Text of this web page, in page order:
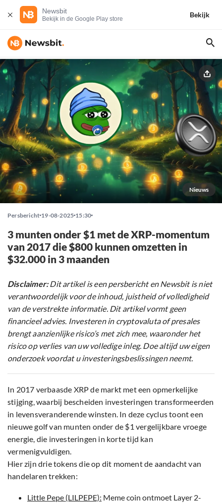
Newsbit
Bekijk in de Google Play store
Bekijk
Nieuws
Persbericht 19-08-2025 15:30
3 munten onder $1 met de XRP-momentum
van 2017 die $800 kunnen omzetten in
$32.000 in 3 maanden
Disclaimer:Dit artikel is een persbericht en Newsbit is niet
verantwoordelijk voor de inhoud, juistheid of volledigheid
van de verstrekte informatie. Dit artikel vormt geen
financieel advies. Investeren in cryptovaluta of presales
brengt aanzienlijke risico’s met zich mee, waaronder het
risico op verlies van uw volledige inleg. Doe altijd uw eigen
onderzoek voordat u investeringsbeslissingen neemt.
In 2017 verbaasde XRP de markt met een opmerkelijke
stijging, waarbij bescheiden investeringen transformeerden
in levensveranderende winsten. In deze cyclus toont een
nieuwe golf van munten onder de $1 vergelijkbare vroege
energie, die investeringen in korte tijd kan
vermenigvuldigen.
Hier zijn drie tokens die op dit moment de aandacht van
handelaren trekken:
Little Pepe (LILPEPE): Meme coin ontmoet Layer 2-